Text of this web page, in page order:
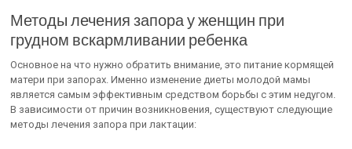
Методы лечения запора у женщин при
грудном вскармливании ребенка
Основное на что нужно обратить внимание, это питание кормящей
матери при запорах. Именно изменение диеты молодой мамы
является самым эффективным средством борьбы с этим недугом.
В зависимости от причин возникновения, существуют следующие
методы лечения запора при лактации: